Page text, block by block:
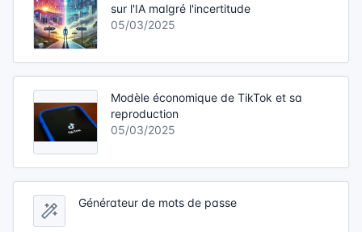
sur l'IA malgré l'incertitude
05/03/2025
Modèle économique de TikTok et sa
reproduction
05/03/2025
Générateur de mots de passe